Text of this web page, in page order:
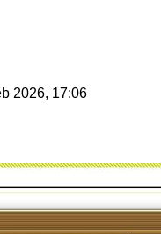
2026, 17:06